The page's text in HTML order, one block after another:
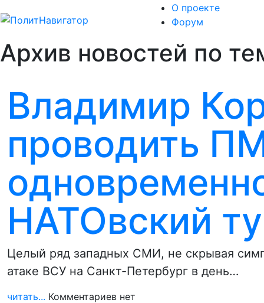
О проекте
Форум
Архив новостей по
Владимир
проводить
НАТОвский
Целый ряд западных СМИ, не скрывая
атаке ВСУ на Санкт-Петербург в день…
читать... Комментариев нет